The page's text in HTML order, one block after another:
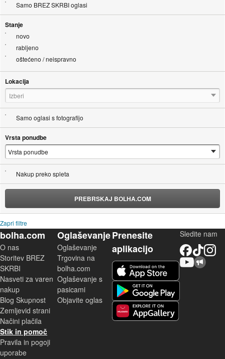
Samo BREZ SKRBI oglasi
Stanje
novo
rabljeno
oštećeno / neispravno
Lokacija
Izberi
Samo oglasi s fotografijo
Vrsta ponudbe
Nakup preko spleta
PREBRSKAJ BOLHA.COM
Zapri filtre
bolha.com
O nas
Storitev BREZ
SKRBI
Nasveti za varen
nakup
Blog Skupnost
Zemljevid strani
Načini plačila
Stik in pomoč
Pravila in pogoji
uporabe
Oglaševanje
Oglaševanje
Trgovina na
bolha.com
Oglaševanje s
pasicami
Objavite oglas
Prenesite
aplikacijo
Sledite nam